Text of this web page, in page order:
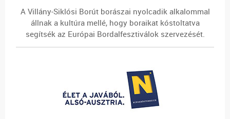
A Villány-Siklósi Borút borászai nyolcadik alkalommal
állnak a kultúra mellé, hogy boraikat kóstoltatva
segítsék az Európai Bordalfesztiválok szervezését.